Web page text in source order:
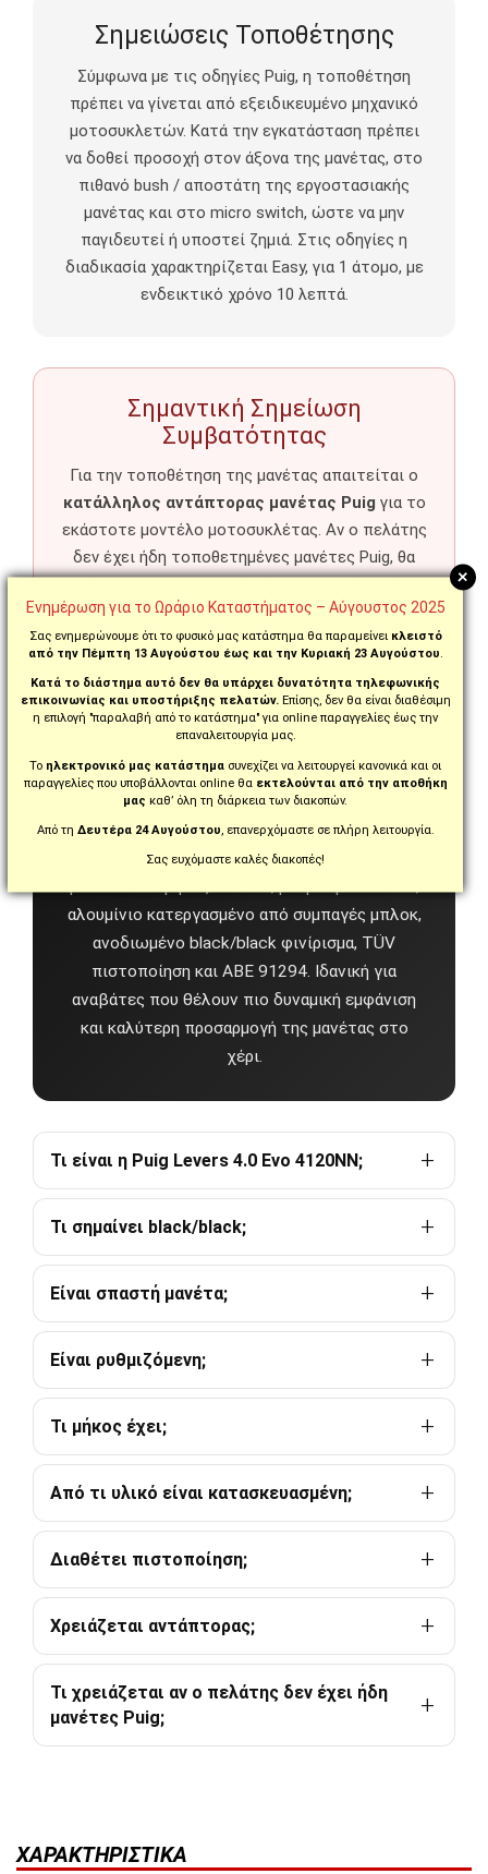
Σημειώσεις Τοποθέτησης
Σύμφωνα με τις οδηγίες Puig, η τοποθέτηση
πρέπει να γίνεται από εξειδικευμένο μηχανικό
μοτοσυκλετών. Κατά την εγκατάσταση πρέπει
να δοθεί προσοχή στον άξονα της μανέτας, στο
πιθανό bush / αποστάτη της εργοστασιακής
μανέτας και στο micro switch, ώστε να μην
παγιδευτεί ή υποστεί ζημιά. Στις οδηγίες η
διαδικασία χαρακτηρίζεται Easy, για 1 άτομο, με
ενδεικτικό χρόνο 10 λεπτά.
Σημαντική Σημείωση
Συμβατότητας
Για την τοποθέτηση της μανέτας απαιτείται ο
κατάλληλος αντάπτορας μανέτας Puig για το
εκάστοτε μοντέλο μοτοσυκλέτας. Αν ο πελάτης
δεν έχει ήδη τοποθετημένες μανέτες Puig, θα
πρέπει να προμηθευτεί τόσο τις μανέτες όσο
και τα αντίστοιχαfittings / αντάπτορεςπου
ταιριάζουν στη μοτοσυκλέτα του.
Γιατί να επιλέξετε την Puig
Levers 4.0 Evo 4120NN
ΗPuig Levers 4.0 Evo 4120NNείναι μια
premium αναβάθμιση για το σύστημα φρένου,
αλουμίνιο κατεργασμένο από συμπαγές μπλοκ,
ανοδιωμένο black/black φινίρισμα, TÜV
πιστοποίηση και ABE 91294. Ιδανική για
αναβάτες που θέλουν πιο δυναμική εμφάνιση
και καλύτερη προσαρμογή της μανέτας στο
χέρι.
Τι είναι η Puig Levers 4.0 Evo 4120NN;
Τι σημαίνει black/black;
Είναι σπαστή μανέτα;
Είναι ρυθμιζόμενη;
Τι μήκος έχει;
Από τι υλικό είναι κατασκευασμένη;
Διαθέτει πιστοποίηση;
Χρειάζεται αντάπτορας;
Τι χρειάζεται αν ο πελάτης δεν έχει ήδη
μανέτες Puig;
ΧΑΡΑΚΤΗΡΙΣΤΙΚΆ
+
Ενημέρωση για το Ωράριο Καταστήματος – Αύγουστος 2025
Σας ενημερώνουμε ότι το φυσικό μας κατάστημα θα παραμείνει κλειστό
από την Πέμπτη 13 Αυγούστου έως και την Κυριακή 23 Αυγούστου.
Κατά το διάστημα αυτό δεν θα υπάρχει δυνατότητα τηλεφωνικής
επικοινωνίας και υποστήριξης πελατών.Επίσης, δεν θα είναι διαθέσιμη
η επιλογή "παραλαβή από το κατάστημα" για online παραγγελίες έως την
επαναλειτουργία μας.
Το ηλεκτρονικό μας κατάστημα συνεχίζει να λειτουργεί κανονικά και οι
παραγγελίες που υποβάλλονται online θα εκτελούνται από την αποθήκη
μας καθ’ όλη τη διάρκεια των διακοπών.
Από τη Δευτέρα 24 Αυγούστου, επανερχόμαστε σε πλήρη λειτουργία.
Σας ευχόμαστε καλές διακοπές!